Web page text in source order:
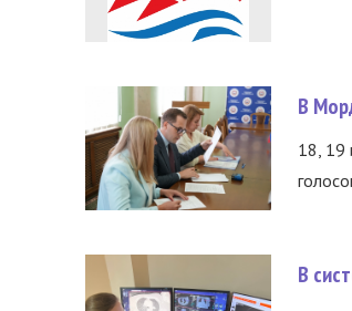
В
18, 19
В